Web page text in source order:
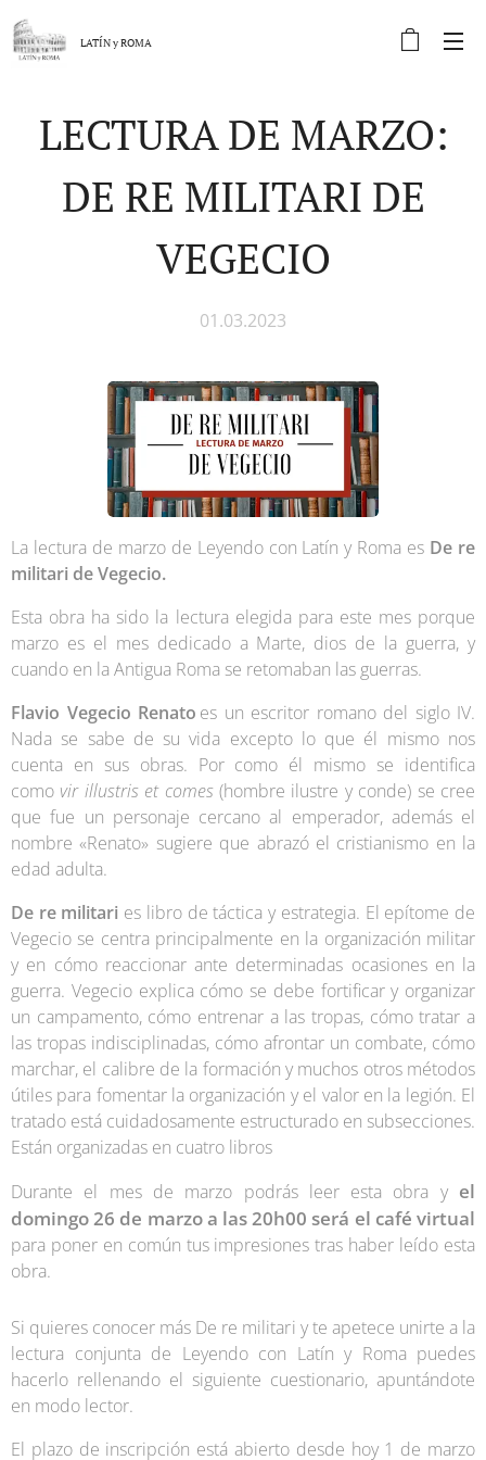
LATÍN yROMA
LECTURA DE MARZO:
DE RE MILITARI DE
VEGECIO
01.03.2023
La lectura de marzo de Leyendo con Latín y Roma es De re
militari de Vegecio.
Esta obra ha sido la lectura elegida para este mes porque
marzo es el mes dedicado a Marte, dios de la guerra, y
cuando en la Antigua Roma se retomaban las guerras.
Flavio Vegecio Renato es un escritor romano del siglo IV.
Nada se sabe de su vida excepto lo que él mismo nos
cuenta en sus obras. Por como él mismo se identifica
como vir illustris et comes(hombre ilustre y conde) se cree
que fue un personaje cercano al emperador, además el
nombre «Renato» sugiere que abrazó el cristianismo en la
edad adulta.
De re militari es libro de táctica y estrategia. El epítome de
Vegecio se centra principalmente en la organización militar
y en cómo reaccionar ante determinadas ocasiones en la
guerra. Vegecio explica cómo se debe fortificar y organizar
un campamento, cómo entrenar a las tropas, cómo tratar a
las tropas indisciplinadas, cómo afrontar un combate, cómo
marchar, el calibre de la formación y muchos otros métodos
útiles para fomentar la organización y el valor en la legión. El
tratado está cuidadosamente estructurado en subsecciones.
Están organizadas en cuatro libros
Durante el mes de marzo podrás leer esta obra y el
domingo 26 de marzo a las 20h00 será el café virtual
para poner en común tus impresiones tras haber leído esta
obra.
Si quieres conocer más De re militari y te apetece unirte a la
lectura conjunta de Leyendo con Latín y Roma puedes
hacerlo rellenando el siguiente cuestionario, apuntándote
en modo lector.
El plazo de inscripción está abierto desde hoy 1 de marzo